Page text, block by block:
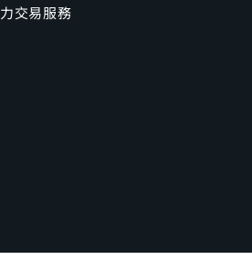
交易服務